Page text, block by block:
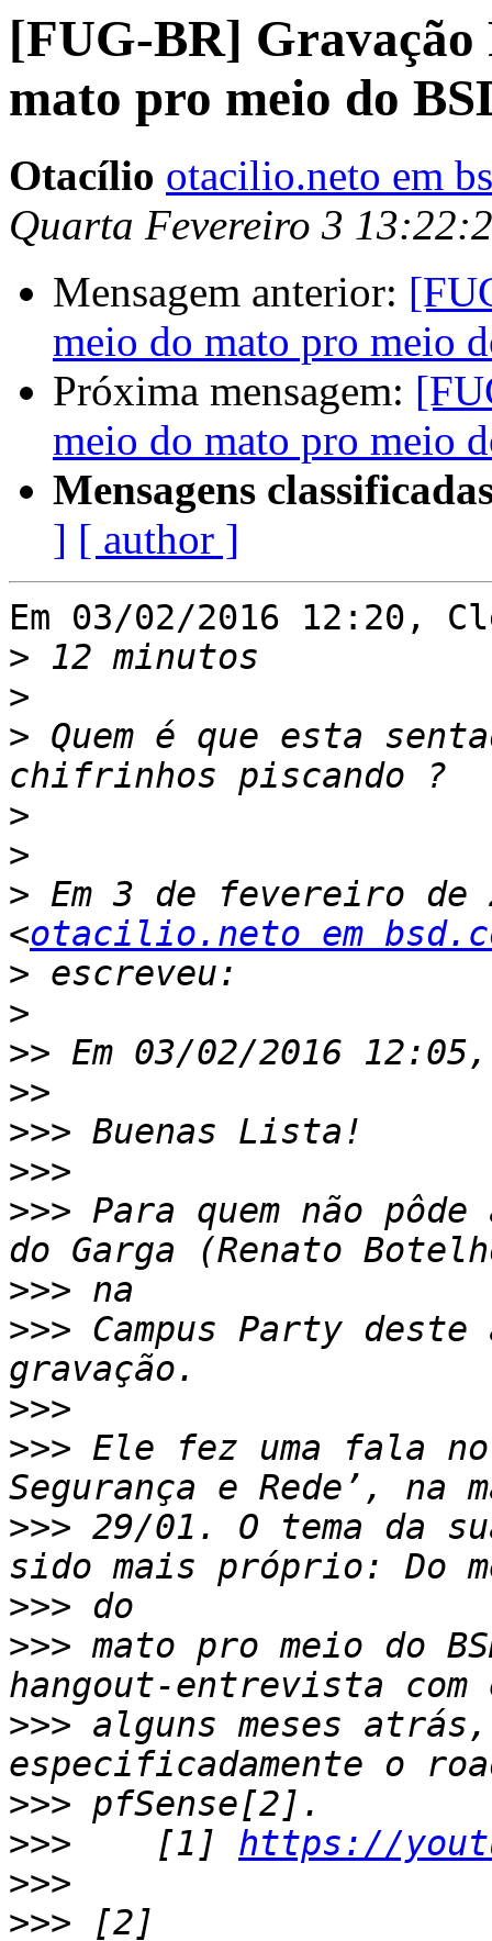
[FUG-BR] Gravação
mato pro meio do
Otacílio otacilio.neto em
Quarta Fevereiro 3
Mensagem anterior:
meio do mato pro meio
Próxima mensagem:
meio do mato pro meio
Mensagens
] [ author ]
Em 03/02/2016 12:20,
>
>
> Quem é que esta
>
>
> Em 3 de fevereiro
<otacilio.neto em
>
>
>>
>>
>>>
>>>
>>> Para quem não
>>>
>>> Campus Party
>>>
>>> Ele fez uma fala no
>>> 29/01. O tema da
>>>
>>> mato pro meio do
>>> alguns meses
>>>
>>>
    [1]
https://
>>>
>>>